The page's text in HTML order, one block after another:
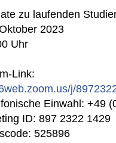
zu laufenden
2023
Uhr
Link:
j/
Einwahl: +49
ID: 897 2322 1429
525896